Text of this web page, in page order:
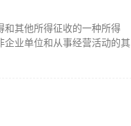
和其他所得征收的一种所得
企业单位和从事经营活动的其